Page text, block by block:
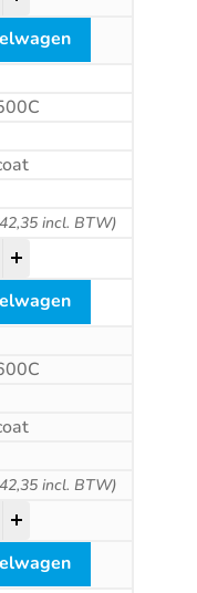
incl. BTW)
Universeelfrees,
incl. BTW)
Universeelfrees,